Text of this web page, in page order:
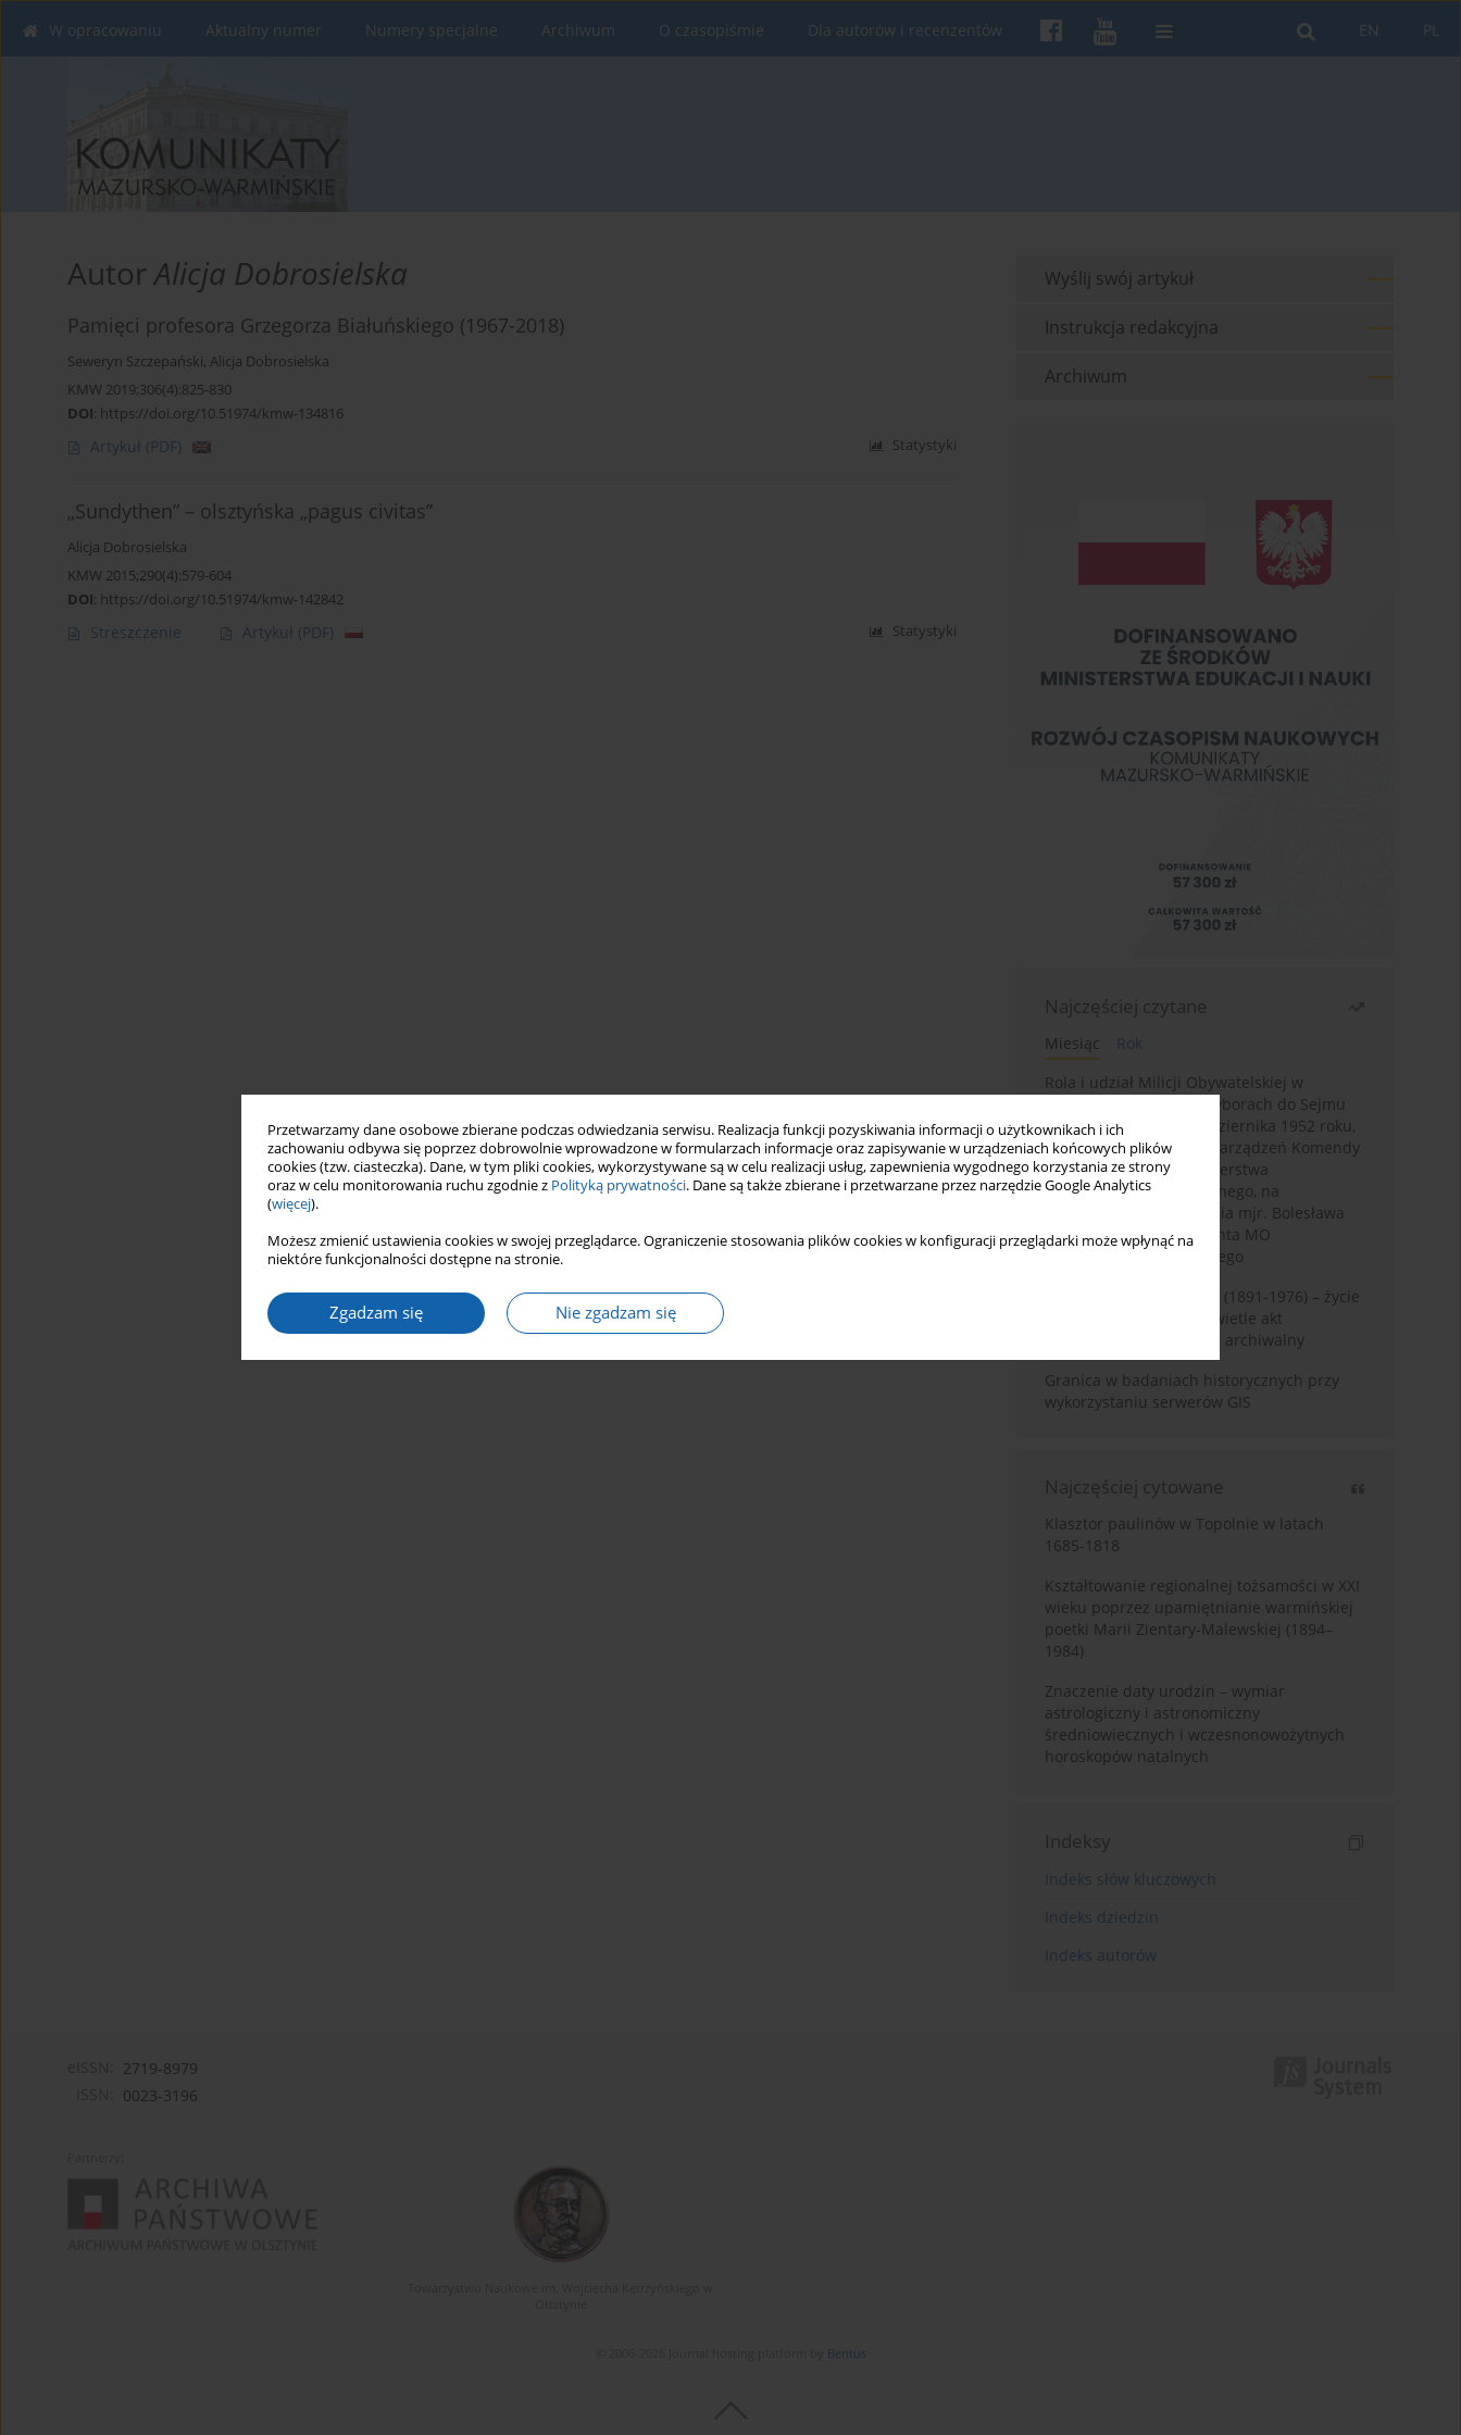
Przetwarzamy dane osobowe zbierane podczas odwiedzania serwisu. Realizacja funkcji pozyskiwania informacji o użytkownikach i ich
zachowaniu odbywa się poprzez dobrowolnie wprowadzone w formularzach informacje oraz zapisywanie w urządzeniach końcowych plików
cookies (tzw. ciasteczka). Dane, w tym pliki cookies, wykorzystywane są w celu realizacji usług, zapewnienia wygodnego korzystania ze strony
oraz w celu monitorowania ruchu zgodnie z Polityką prywatności. Dane są także zbierane i przetwarzane przez narzędzie Google Analytics
(więcej).
Możesz zmienić ustawienia cookies w swojej przeglądarce. Ograniczenie stosowania plików cookies w konfiguracji przeglądarki może wpłynąć na
niektóre funkcjonalności dostępne na stronie.
Zgadzam się Nie zgadzam się
PL
EN
W opracowaniu Aktualny numer Numery specjalne Archiwum O czasopiśmie Dla autorów i recenzentów
AutorAlicja Dobrosielska
Pamięci profesora Grzegorza Białuńskiego (1967-2018)
Seweryn Szczepański, Alicja Dobrosielska
KMW 2019;306(4):825-830
DOI: https://doi.org/10.51974/kmw-134816
Artykuł (PDF) Statystyki
„Sundythen” – olsztyńska „pagus civitas”
Alicja Dobrosielska
KMW 2015;290(4):579-604
DOI: https://doi.org/10.51974/kmw-142842
Streszczenie Artykuł (PDF) Statystyki
Wyślij swój artykuł
Instrukcja redakcyjna
Archiwum
Najczęściej czytane
Miesiąc
Rok
Rola i udział Milicji Obywatelskiej w
kampanii wyborczej i wyborach do Sejmu
PRL I kadencji z 26 października 1952 roku,
w świetle wytycznych i zarządzeń Komendy
Głównej MO oraz Ministerstwa
Bezpieczeństwa Publicznego, na
przykładzie sprawozdania mjr. Bolesława
Wyszyńskiego komendanta MO
województwa olsztyńskiego
Zygmunt Tadeusz Robel (1891-1976) – życie
i kariera zawodowa w świetle akt
osobowych. Rekonesans archiwalny
Granica w badaniach historycznych przy
wykorzystaniu serwerów GIS
Najczęściej cytowane
Klasztor paulinów w Topolnie w latach
1685-1818
Kształtowanie regionalnej tożsamości w XXI
wieku poprzez upamiętnianie warmińskiej
poetki Marii Zientary-Malewskiej (1894–
1984)
Znaczenie daty urodzin – wymiar
astrologiczny i astronomiczny
średniowiecznych i wczesnonowożytnych
horoskopów natalnych
Indeksy
Indeks słów kluczowych
Indeks dziedzin
Indeks autorów
2719-8979
0023-3196
Bentus